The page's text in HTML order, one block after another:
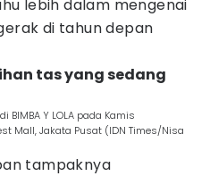
lebih dalam mengenai
di tahun depan
tas yang sedang
Y LOLA pada Kamis
Mall, Jakata Pusat (IDN Times/Nisa
tampaknya